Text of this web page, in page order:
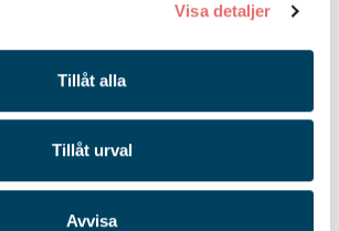
Visa detaljer
Tillåt alla
Tillåt urval
Avvisa
domstol ska avgöra